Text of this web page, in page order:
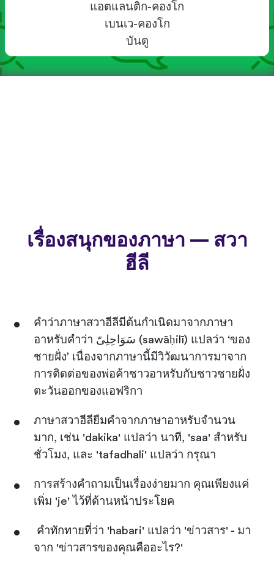
แอตแลนติก-คองโก
เบนเว-คองโก
บันตู
เรื่องสนุกของภาษา — สวา
ฮีลี
คำว่าภาษาสวาฮีลีมีต้นกำเนิดมาจากภาษา
อาหรับคำว่า سَوَاحِلِىّ (sawāḥilī) แปลว่า ‘ของ
ชายฝั่ง’ เนื่องจากภาษานี้มีวิวัฒนาการมาจาก
การติดต่อของพ่อค้าชาวอาหรับกับชาวชายฝั่ง
ตะวันออกของแอฟริกา
ภาษาสวาฮีลียืมคำจากภาษาอาหรับจำนวน
มาก, เช่น 'dakika' แปลว่า นาที, 'saa' สำหรับ
ชั่วโมง, และ 'tafadhali' แปลว่า กรุณา
การสร้างคำถามเป็นเรื่องง่ายมาก คุณเพียงแค่
เพิ่ม 'je' ไว้ที่ด้านหน้าประโยค
คำทักทายที่ว่า 'habari' แปลว่า 'ข่าวสาร' - มา
จาก 'ข่าวสารของคุณคืออะไร?'